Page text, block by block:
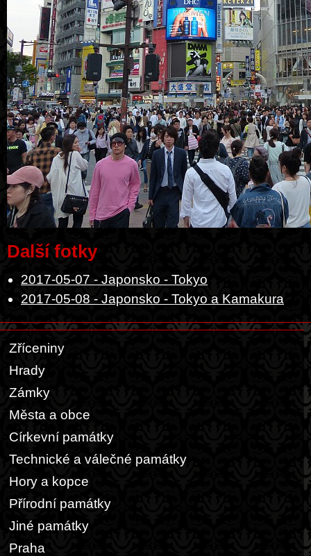
Další fotky
2017-05-07 - Japonsko - Tokyo
2017-05-08 - Japonsko - Tokyo a Kamakura
Zříceniny
Hrady
Zámky
Města a obce
Církevní památky
Technické a válečné památky
Hory a kopce
Přírodní památky
Jiné památky
Praha